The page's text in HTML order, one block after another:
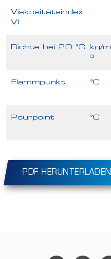
Viskositätsindex
VI
Dichte bei 20 °C
kg/m
³
Flammpunkt °C
Pourpoint °C
PDF HERUNTERLADEN